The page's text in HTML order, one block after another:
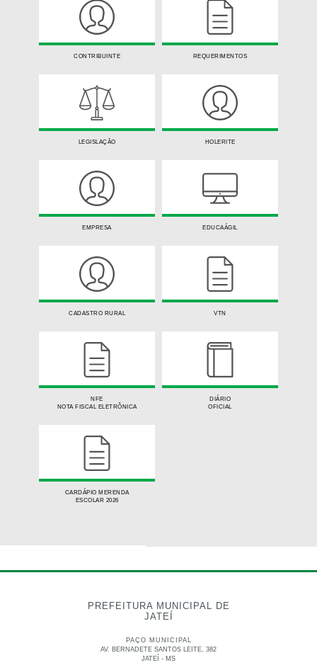
CONTRIBUINTE REQUERIMENTOS
LEGISLAÇÃO HOLERITE
EMPRESA EDUCAÁGIL
CADASTRO RURAL VTN
NFE
NOTA FISCAL ELETRÔNICA
DIÁRIO
OFICIAL
CARDÁPIO MERENDA
ESCOLAR 2026
PREFEITURA MUNICIPAL DE
JATEÍ
PAÇO MUNICIPAL
AV. BERNADETE SANTOS LEITE, 382
JATEÍ - MS